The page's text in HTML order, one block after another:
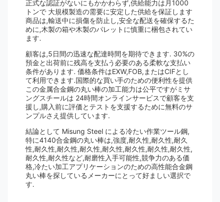
正式な認証がないにもかかわらず,供給能力は月1000
トンで 大規模製造の需要に安定した供給を保証します
商品は,輸送中に損傷を防止し,安全な配送を確保するた
めに,木製の箱や木製のパレットに慎重に梱包されてい
ます.
顧客は,5日間の迅速な配達時間を期待できます. 30%の
預金と出荷前に残高を支払う必要のある柔軟な支払い
条件があります. 価格条件はEXW,FOB,またはCIFとし
て利用できます.国際的な買い手のための便利性を提供
この金属合金鋼の丸い棒の加工能力は公平ですがミサ
ングスチールは 24時間オンラインサービスで顧客を支
援し,購入前に評価とテストを支援するために無料のサ
ンプルさえ提供しています.
結論として Misung Steel による冷たい作業ツール鋼,
特に4140合金鋼の丸い棒は,強度,耐久性,耐久性,耐久
性,耐久性,耐久性,耐久性,耐久性,耐久性,耐久性,耐久性,
耐久性,耐久性など,耐磨性入手可能性,競争力のある価
格,冷たい加工アプリケーションのための高性能合金鋼
丸い棒を探しているメーカーにとって好ましい選択で
す.